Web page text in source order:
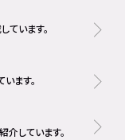
います。
ます。
しています。